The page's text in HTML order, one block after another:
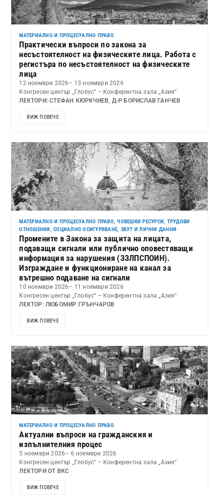
МАТЕРИАЛНО И ПРОЦЕСУАЛНО ПРАВО
Практически въпроси по закона за
несъстоятелност на физическите лица. Работа с
регистъра по несъстоятелност на физическите
лица
12 ноември 2026– 13 ноември 2026
Конгресен център „Глобус“ – Конферентна зала „Азия“
ЛЕКТОРИ: СТЕФАН КЮРКЧИЕВ, Д-Р БОРИСЛАВ ГАНЧЕВ
ВИЖ ПОВЕЧЕ
МАТЕРИАЛНО И ПРОЦЕСУАЛНО ПРАВО,ЧОВЕШКИ РЕСУРСИ, ТРУДОВИ
ОТНОШЕНИЯ, СОЦИАЛНО ОСИГУРЯВАНЕ, ЗБУТ И ЛИЧНИ ДАННИ
Промените в Закона за защита на лицата,
подаващи сигнали или публично оповестяващи
информация за нарушения (ЗЗЛПСПОИН).
Изграждане и функциониране на канал за
вътрешно подаване на сигнали
10 ноември 2026– 11 ноември 2026
Конгресен център „Глобус“ – Конферентна зала „Азия“
ЛЕКТОР: ЛЮБОМИР ГРЪНЧАРОВ
ВИЖ ПОВЕЧЕ
МАТЕРИАЛНО И ПРОЦЕСУАЛНО ПРАВО
Актуални въпроси на гражданския и
изпълнителния процес
5 ноември 2026– 6 ноември 2026
Конгресен център „Глобус“ – Конферентна зала „Азия“
ЛЕКТОРИ ОТ ВКС
ВИЖ ПОВЕЧЕ